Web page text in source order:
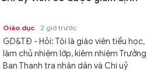
Giáo dục 2 giờ trước
GD&TĐ - Hỏi: Tôi là giáo viên tiểu học,
làm chủ nhiệm lớp, kiêm nhiệm Trưởng
Ban Thanh tra nhân dân và Chi uỷ